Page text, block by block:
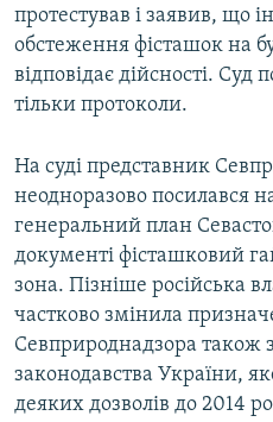
протестував і заявив, що
обстеження фісташок на
відповідає дійсності. Суд
тільки протоколи.
На суді представник
неодноразово посилався
генеральний план
документі фісташковий
зона. Пізніше російська
частково змінила
Севприроднадзора також
законодавства України,
деяких дозволів до 2014